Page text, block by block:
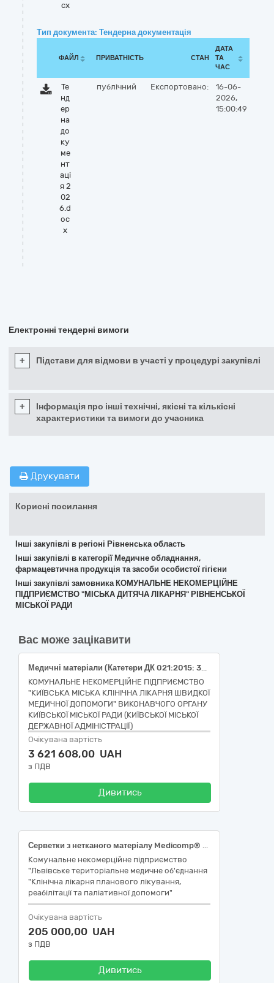
cx
Тип документа: Тендерна документація
ФАЙЛ ПРИВАТНІСТЬ СТАН
ДАТА
ТА
ЧАС
Те
нд
ер
на
до
ку
ме
нт
аці
я 2
02
6.d
oc
x
публічний Експортовано:
16-06-
2026,
15:00:49
Електронні тендерні вимоги
+ Підстави для відмови в участі у процедурі закупівлі
+
Інформація про інші технічні, якісні та кількісні
характеристики та вимоги до учасника
Друкувати
Корисні посилання
Інші закупівлі в регіоні Рівненська область
Інші закупівлі в категорії Медичне обладнання,
фармацевтична продукція та засоби особистої гігієни
Інші закупівлі замовника КОМУНАЛЬНЕ НЕКОМЕРЦІЙНЕ
ПІДПРИЄМСТВО "МІСЬКА ДИТЯЧА ЛІКАРНЯ" РІВНЕНСЬКОЇ
МІСЬКОЇ РАДИ
Вас може зацікавити
Медичні матеріали (Катетери ДК 021:2015: 33141200-2 (НК 024:2023 код 58174 – Катетер балонний для тробектомії (НК 031:2024: C019002 Пристрої для серцево-судинної системи катетери для емболектомії)); Дренажі ДК 021:2015: 33141640-8 (НК 024:2023 код 36787 – Система грудного всмоктування (НК 031:2024: A0601 Пристрої для введення, збору й заготівлі хірургічні дренажні системи)); Медичні матеріали нехімічні та гематологічні одноразового застосування ДК 021:2015: 33141000-0 (НК 024:2023 код 47783 – Простирадло хірургічне загального призначення, одноразового використання, стерильне (НК 031:2024: M040412 Перев’язувальні матеріали, що містять антисептик)))
КОМУНАЛЬНЕ НЕКОМЕРЦІЙНЕ ПІДПРИЄМСТВО
"КИЇВСЬКА МІСЬКА КЛІНІЧНА ЛІКАРНЯ ШВИДКОЇ
МЕДИЧНОЇ ДОПОМОГИ" ВИКОНАВЧОГО ОРГАНУ
КИЇВСЬКОЇ МІСЬКОЇ РАДИ (КИЇВСЬКОЇ МІСЬКОЇ
ДЕРЖАВНОЇ АДМІНІСТРАЦІЇ)
Очікувана вартість
3 621 608,00 UAH
з ПДВ
Дивитись
Серветки з нетканого матеріалу Medicomp® 10см х 10см 2x100шт (або еквівалент),НК 024:2023: 48131 — Серветка неткана стерильна, НК 031:2024 M0202010101 НЕТКАНІ СКЛАДЕНІ МАРЛЕВІ ВИРОБИ, БЕЗ РЕНТГЕНОКОНТРАСТНОЇ СМУЖКИ, СТЕРИЛЬНІ; Суперабсорбуючі пов'язки RespoSorb® Super 10см х 10см 10шт(або еквівалент),НК 024:2023: 46854 — Стерильна пов'язка на рану, що не прилипає, абсорбент, НК 031:2024-H9001 — Пов'язки для швів; Суперабсорбуючі пов'язки RespoSorb® Super 10см х 20см 10шт(або еквівалент),НК 024:2023: 46854 — Стерильна пов'язка на рану, що не прилипає, абсорбент,НК 031:2024-H9001 — Пов'язки для швів; Пов’язка атравматична мазева Grassolind® Neutral 10см х 20см 30шт(або еквівалент),НК 024:2023: 46855 — Пов'язка на рану, що не прилипає, проникна,НК 031:2024-H9001 — Пов'язки для швів; Вологі гігієнічні серветки MoliCare® Skin 50шт(або еквівалент),НК 024:2023: 61694 — Серветка для очищення шкіри нестерильна,НК 031:2024 - M040412 Перев'язувальні матеріали, що містять антисептик; Очищуюча піна MoliCare® Skin 400мл(або еквівалент),НК 024:2023: 46206 — Захисний зволожувальний засіб для шкіри, НК 031:2024 код А108002 Захисні креми/гелі для перистомної шкіри.
Комунальне некомерційне підприємство
"Львівське територіальне медичне об'єднання
"Клінічна лікарня планового лікування,
реабілітації та паліативної допомоги"
Очікувана вартість
205 000,00 UAH
з ПДВ
Дивитись